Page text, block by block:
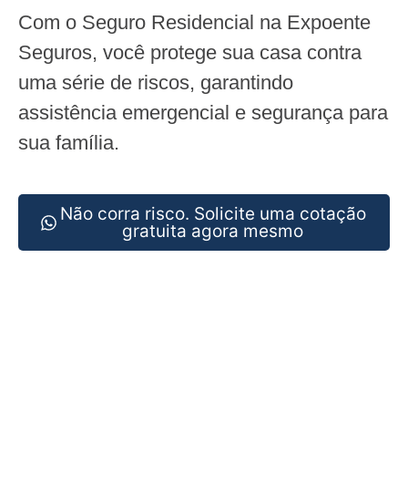
Com o Seguro Residencial na Expoente
Seguros, você protege sua casa contra
uma série de riscos, garantindo
assistência emergencial e segurança para
sua família.
Não corra risco. Solicite uma cotação
gratuita agora mesmo